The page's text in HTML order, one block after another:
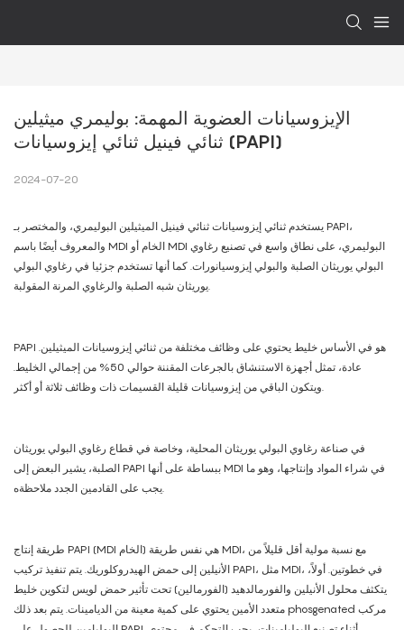
الإيزوسيانات العضوية المهمة: بوليمري ميثيلين
ثنائي فينيل ثنائي إيزوسيانات (PAPI)
2024-07-20
يستخدم ثنائي إيزوسيانات ثنائي فينيل الميثيلين البوليمري، والمختصر بـ PAPI،
والمعروف أيضًا باسم MDI الخام أو MDI البوليمري، على نطاق واسع في تصنيع رغاوي
البولي يوريثان الصلبة والبولي إيزوسيانورات. كما أنها تستخدم جزئيا في رغاوي البولي
يوريثان شبه الصلبة والرغاوي المرنة المقولبة.
PAPI هو في الأساس خليط يحتوي على وظائف مختلفة من ثنائي إيزوسيانات الميثيلين.
عادة، تمثل أجهزة الاستنشاق بالجرعات المقننة حوالي 50% من إجمالي الخليط.
ويتكون الباقي من إيزوسيانات قليلة القسيمات ذات وظائف ثلاثة أو أكثر.
في صناعة رغاوي البولي يوريثان المحلية، وخاصة في قطاع رغاوي البولي يوريثان
الصلبة، يشير البعض إلى PAPI ببساطة على أنها MDI في شراء المواد وإنتاجها، وهو ما
يجب على القادمين الجدد ملاحظةه.
طريقة إنتاج PAPI (MDI الخام) هي نفس طريقة MDI، مع نسبة مولية أقل قليلاً من
الأنيلين إلى حمض الهيدروكلوريك. يتم تنفيذ تركيب PAPI، مثل MDI، في خطوتين. أولاً،
يتكثف محلول الأنيلين والفورمالدهيد (الفورمالين) تحت تأثير حمض لويس لتكوين خليط
متعدد الأمين يحتوي على كمية معينة من الديامينات. يتم بعد ذلك phosgenated مركب